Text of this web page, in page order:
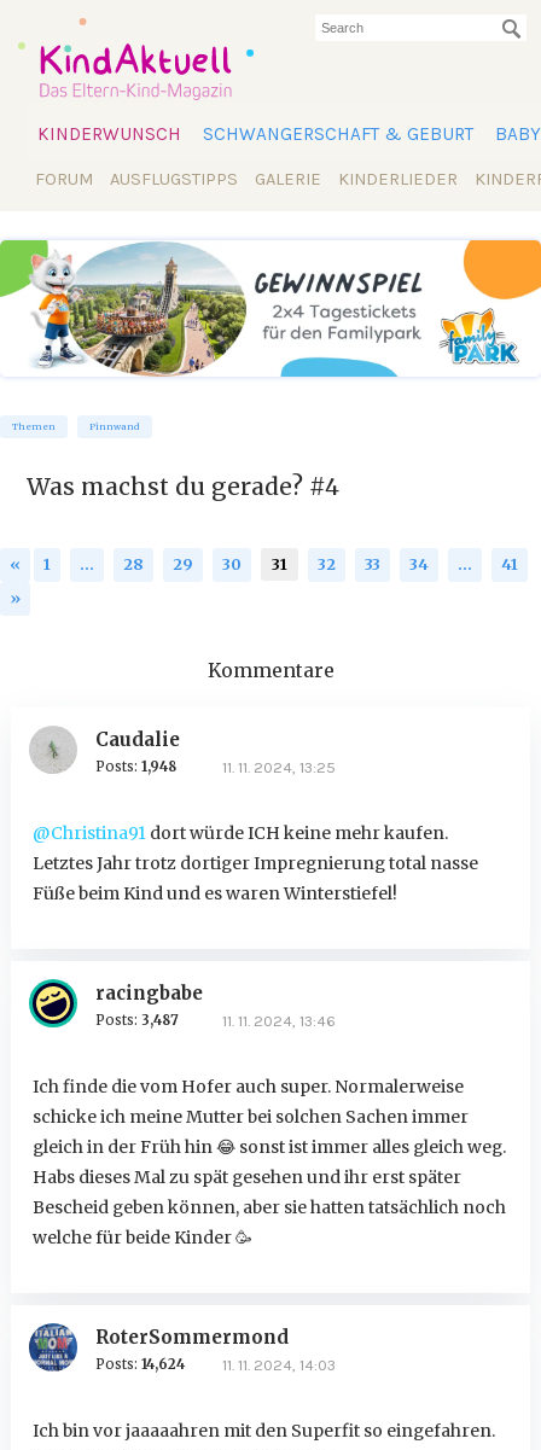
KINDERWUNSCH SCHWANGERSCHAFT & GEBURT
FORUM AUSFLUGSTIPPS GALERIE KINDERLIEDER
Themen Pinnwand
Was machst du gerade? #4
« 1 … 28 29 30 31 32 33 34 …
41
»
Kommentare
Caudalie
Posts: 1,948 11. 11. 2024, 13:25
@Christina91dort würde ICH keine mehr kaufen.
Letztes Jahr trotz dortiger Impregnierung total nasse
Füße beim Kind und es waren Winterstiefel!
racingbabe
Posts: 3,487 11. 11. 2024, 13:46
Ich finde die vom Hofer auch super. Normalerweise
schicke ich meine Mutter bei solchen Sachen immer
gleich in der Früh hin😂sonst ist immer alles gleich weg.
Habs dieses Mal zu spät gesehen und ihr erst später
Bescheid geben können, aber sie hatten tatsächlich noch
welche für beide Kinder 🥳
RoterSommermond
Posts: 14,624 11. 11. 2024, 14:03
Ich bin vor jaaaaahren mit den Superfit so eingefahren.